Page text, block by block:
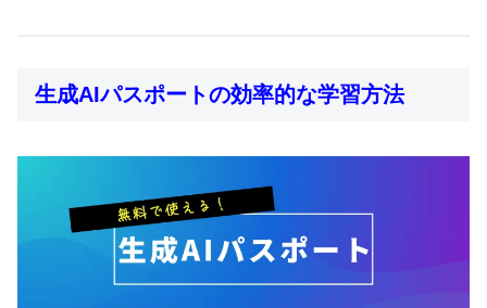
生成AIパスポートの効率的な学習方法